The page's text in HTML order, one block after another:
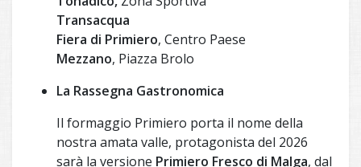
Transacqua
Fiera di Primiero, Centro Paese
Mezzano, Piazza Brolo
La Rassegna Gastronomica
Il formaggio Primiero porta il nome della
nostra amata valle, protagonista del 2026
sarà la versione Primiero Fresco di Malga, dal